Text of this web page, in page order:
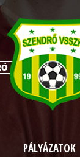
PÁLYÁZATOK